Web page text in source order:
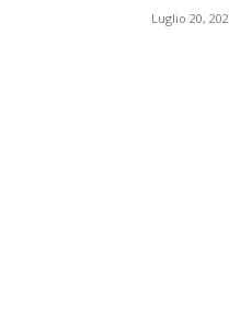
Luglio 20,